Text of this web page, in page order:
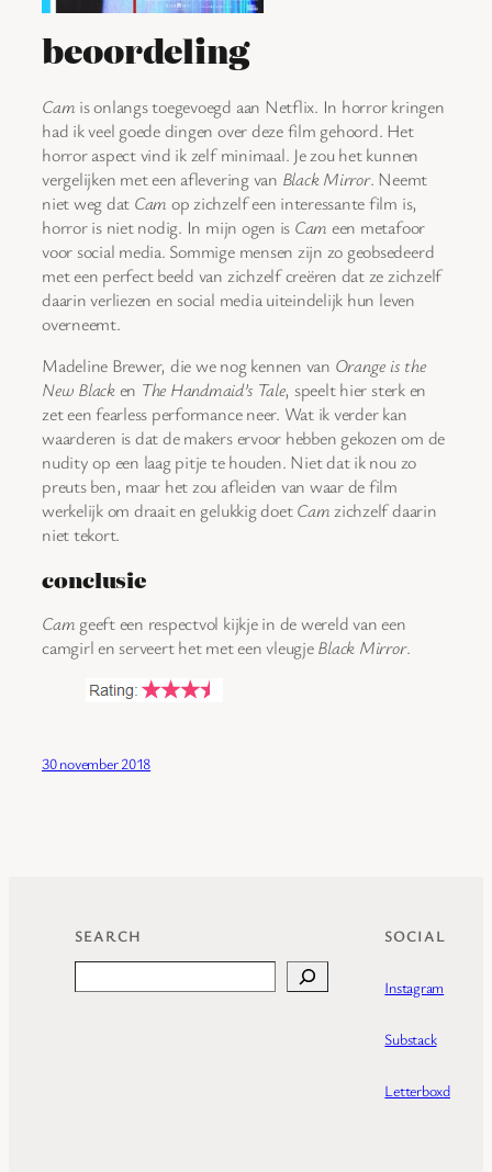
beoordeling
Cam is onlangs toegevoegd aan Netflix. In horror kringen
had ik veel goede dingen over deze film gehoord. Het
horror aspect vind ik zelf minimaal. Je zou het kunnen
vergelijken met een aflevering van Black Mirror. Neemt
niet weg dat Cam op zichzelf een interessante film is,
horror is niet nodig. In mijn ogen is Cam een metafoor
voor social media. Sommige mensen zijn zo geobsedeerd
met een perfect beeld van zichzelf creëren dat ze zichzelf
daarin verliezen en social media uiteindelijk hun leven
overneemt.
Madeline Brewer, die we nog kennen van Orange is the
New Blacken The Handmaid’s Tale, speelt hier sterk en
zet een fearless performance neer. Wat ik verder kan
waarderen is dat de makers ervoor hebben gekozen om de
nudity op een laag pitje te houden. Niet dat ik nou zo
preuts ben, maar het zou afleiden van waar de film
werkelijk om draait en gelukkig doetCamzichzelf daarin
niet tekort.
conclusie
Cam geeft een respectvol kijkje in de wereld van een
camgirl en serveert het met een vleugjeBlack Mirror.
30 november 2018
SEARCH SOCIAL
Instagram
Substack
Letterboxd